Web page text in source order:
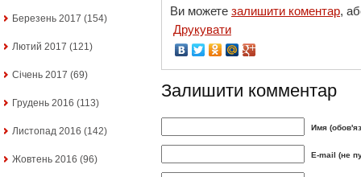
Березень 2017 (154)
Лютий 2017 (121)
Січень 2017 (69)
Грудень 2016 (113)
Листопад 2016 (142)
Жовтень 2016 (96)
Ви можете залишити коментар,
Друкувати
Залишити комментар
Имя
E-mail (не